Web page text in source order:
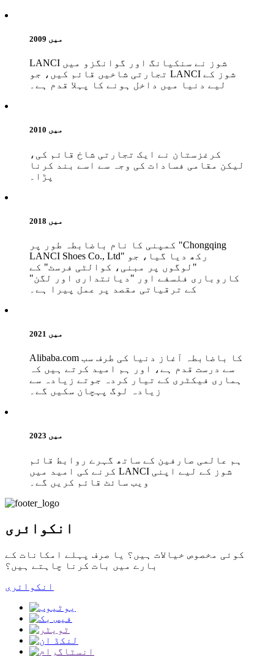
2009 میں
LANCI شوز نے سنکیانگ اور گوانگزو میں
تجارتی شاخیں قائم کیں، جو LANCI شوز کے
لیے دنیا میں داخل ہونے کا پہلا قدم ہے۔
2010 میں
کرغزستان نے ایک تجارتی شاخ قائم کی،
لیکن مقامی فسادات کی وجہ سے اسے بند کرنا
پڑا۔
2018 میں
کمپنی کا نام باضابطہ طور پر "Chongqing
LANCI Shoes Co., Ltd" رکھ دیا گیا، جو
"لوگوں پر مبنی، کوالٹی فرسٹ" کے
کاروباری فلسفے اور "دیانتداری اور لگن"
کے ترقیاتی مقصد پر عمل پیرا ہے۔
2021 میں
Alibaba.com کا باضابطہ آغاز دنیا کی طرف سب
سے درست قدم ہے، اور ہم امید کرتے ہیں کہ
ہماری فیکٹری کے تیار کردہ جوتے زیادہ سے
زیادہ لوگ پہچان سکیں گے۔
2023 میں
ہم عالمی صارفین کے ساتھ گہرے روابط قائم
کرنے کی امید میں LANCI شوز کے لیے اپنی
ویب سائٹ قائم کریں گے۔
انکوائری
کوئی مخصوص خیالات ہیں؟ یا صرف پہلے امکانات کے
بارے میں بات کرنا چاہتے ہیں؟
انکوائری